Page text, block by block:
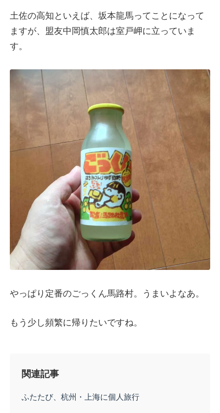
土佐の高知といえば、坂本龍馬ってことになって
ますが、盟友中岡慎太郎は室戸岬に立っていま
す。
やっぱり定番のごっくん馬路村。うまいよなあ。
もう少し頻繁に帰りたいですね。
関連記事
ふたたび、杭州・上海に個人旅行